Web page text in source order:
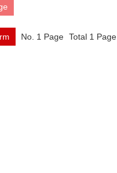
No. 1 Page Total 1 Page